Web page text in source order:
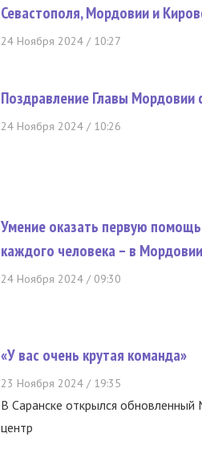
Севастополя, Мордовии и
24 Ноября 2024 / 10:27
Поздравление Главы Мордовии
24 Ноября 2024 / 10:26
Умение оказать первую
каждого человека – в
24 Ноября 2024 / 09:30
«У вас очень крутая команда»
23 Ноября 2024 / 19:35
В Саранске открылся
центр